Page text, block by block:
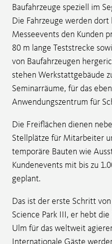
Baufahrzeuge speziell im
Die Fahrzeuge werden
Messeevents den Kunden
80 m lange Teststrecke
von Baufahrzeugen
stehen Werkstattgebäude
Seminarräume, für das
Anwendungszentrum für
Die Freiflächen dienen
Stellplätze für Mitarbeiter
temporäre Bauten wie
Kundenevents mit bis zu
geplant.
Das ist der erste Schritt
Science Park III, er hebt
Ulm für das weltweit
Internationale Gäste